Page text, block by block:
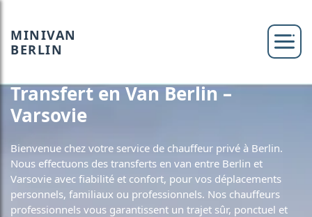
MINIVAN
BERLIN
Transfert en Van Berlin –
Varsovie
Bienvenue chez votre service de chauffeur privé à Berlin.
Nous effectuons des transferts en van entre Berlin et
Varsovie avec fiabilité et confort, pour vos déplacements
personnels, familiaux ou professionnels. Nos chauffeurs
professionnels vous garantissent un trajet sûr, ponctuel et